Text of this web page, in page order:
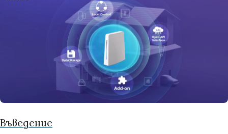
Въведение